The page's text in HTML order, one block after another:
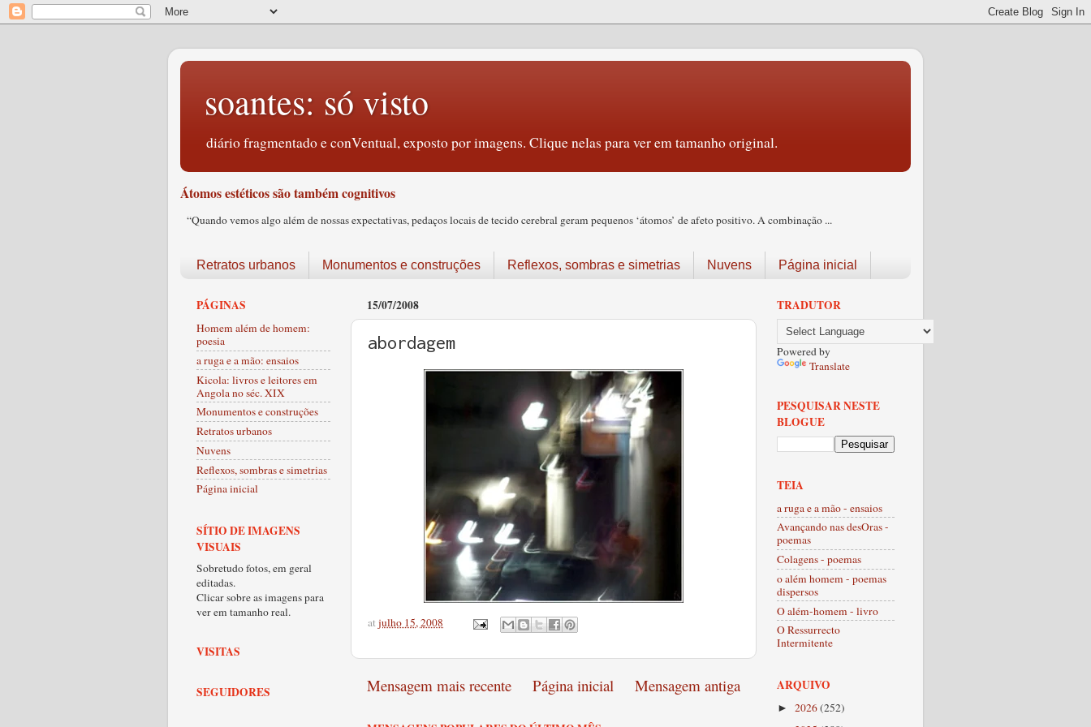
soantes: só visto
diário fragmentado e conVentual, exposto por imagens. Clique nelas para ver em tamanho original.
Átomos estéticos são também cognitivos
“Quando vemos algo além de nossas expectativas, pedaços locais de tecido cerebral geram pequenos ‘átomos’ de afeto positivo. A combinação ...
Retratos urbanos Monumentos e construções Reflexos, sombras e simetrias Nuvens Página inicial
15/07/2008
abordagem
atjulho 15, 2008
Mensagem mais recente Mensagem antiga
Página inicial
PÁGINAS
Homem além de homem:
poesia
a ruga e a mão: ensaios
Kicola: livros e leitores em
Angola no séc. XIX
Monumentos e construções
Retratos urbanos
Nuvens
Reflexos, sombras e simetrias
Página inicial
SÍTIO DE IMAGENS
VISUAIS
Sobretudo fotos, em geral
editadas.
Clicar sobre as imagens para
ver em tamanho real.
VISITAS
SEGUIDORES
TRADUTOR
Powered by
Translate
PESQUISAR NESTE
BLOGUE
TEIA
a ruga e a mão - ensaios
Avançando nas desOras -
poemas
Colagens - poemas
o além homem - poemas
dispersos
O além-homem - livro
O Ressurrecto
Intermitente
ARQUIVO
► 2026(252)